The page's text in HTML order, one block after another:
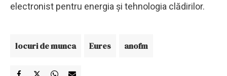
electronist pentru energia şi tehnologia clădirilor.
locuri de munca Eures anofm